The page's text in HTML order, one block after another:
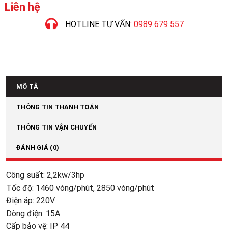
Liên hệ
HOTLINE TƯ VẤN: 0989 679 557
MÔ TẢ
THÔNG TIN THANH TOÁN
THÔNG TIN VẬN CHUYỂN
ĐÁNH GIÁ (0)
Công suất: 2,2kw/3hp
Tốc độ: 1460 vòng/phút, 2850 vòng/phút
Điện áp: 220V
Dòng điện: 15A
Cấp bảo vệ: IP 44